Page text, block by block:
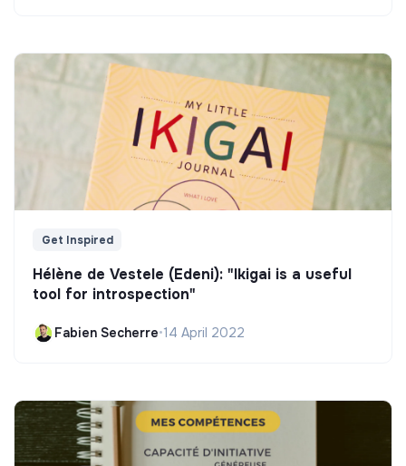
Get Inspired
Hélène de Vestele (Edeni): "Ikigai is a useful
tool for introspection"
Fabien Secherre•14 April 2022